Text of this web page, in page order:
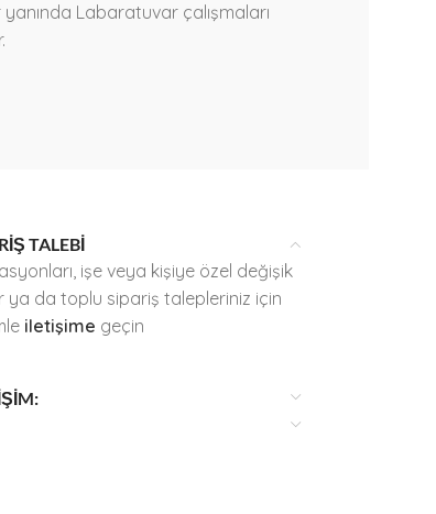
Labaratuvar çalışmaları
TALEBİ
işe veya kişiye özel değişik
ya da toplu sipariş talepleriniz için
iletişime geçin